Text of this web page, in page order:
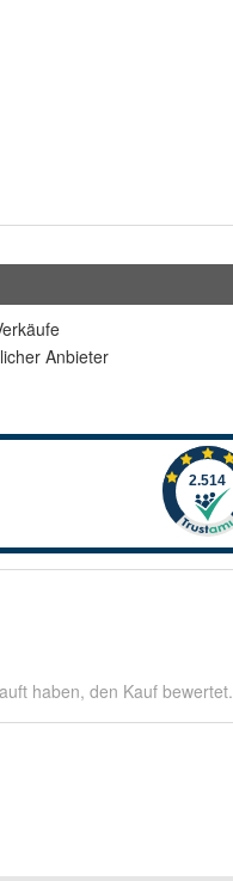
er Anbieter
haben, den Kauf bewertet.